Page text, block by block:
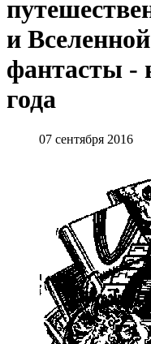
и
фантасты -
года
07 сентября 2016